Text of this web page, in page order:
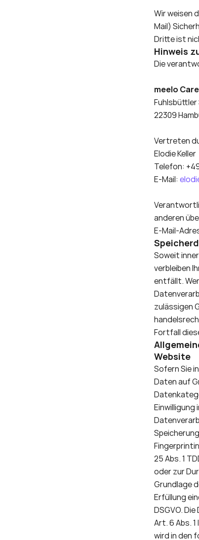
Wir weisen
Mail)
Dritte ist
Hinweis
Die
meelo
22309
Vertreten
Elodie Keller
Telefon:
E-Mail:
anderen
E-Mail-
Soweit
verbleiben
entfällt.
zulässigen
Fortfall
Website
Sofern Sie
Daten auf
25 Abs. 1
oder zur
Grundlage
Erfüllung
DSGVO.
Art. 6 Abs.
wird in den